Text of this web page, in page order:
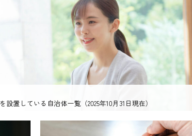
置している自治体一覧（2025年10月31日現在）